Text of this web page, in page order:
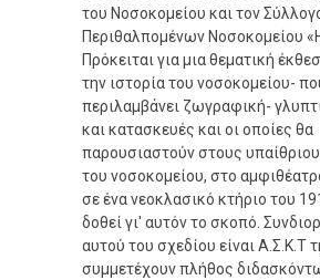
του Νοσοκομείου και τον
Περιθαλπομένων Νοσοκομείου
Πρόκειται για μια θεματική
την ιστορία του νοσοκομείου-
περιλαμβάνει ζωγραφική-
και κατασκευές και οι οποίες θα
παρουσιαστούν στους
του νοσοκομείου, στο
σε ένα νεοκλασικό κτήριο του
δοθεί γι' αυτόν το σκοπό.
αυτού του σχεδίου είναι Α.Σ.Κ.Τ
συμμετέχουν πλήθος